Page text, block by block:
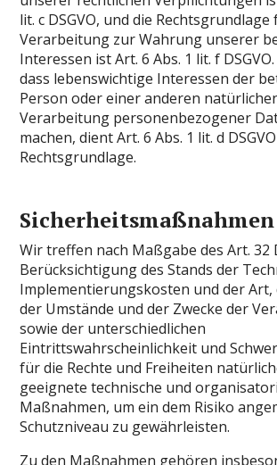
lit. c DSGVO, und die Rechtsgrundlage
Verarbeitung zur Wahrung unserer
Interessen ist Art. 6 Abs. 1 lit. f
dass lebenswichtige Interessen der
Person oder einer anderen
Verarbeitung personenbezogener
machen, dient Art. 6 Abs. 1 lit. d
Rechtsgrundlage.
Sicherheitsmaßnahmen
Wir treffen nach Maßgabe des Art. 32
Berücksichtigung des Stands der
Implementierungskosten und der Art,
der Umstände und der Zwecke der
sowie der unterschiedlichen
Eintrittswahrscheinlichkeit und
für die Rechte und Freiheiten
geeignete technische und
Maßnahmen, um ein dem Risiko
Schutzniveau zu gewährleisten.
Zu den Maßnahmen gehören